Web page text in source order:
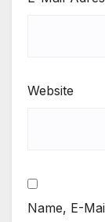
Website
Name, E-